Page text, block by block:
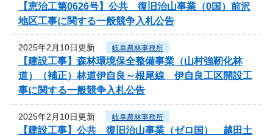
【恵治工第0626号】公共 復旧治山事業（0国）前沢
地区工事に関する一般競争入札公告
2025年2月10日更新 岐阜農林事務所
【建設工事】森林環境保全整備事業（山村強靭化林
道）（補正）林道伊自良～根尾線 伊自良工区開設工
事に関する一般競争入札公告
2025年2月10日更新 岐阜農林事務所
【建設工事】公共 復旧治山事業（ゼロ国） 越田土